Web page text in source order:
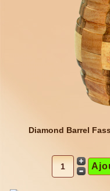
Diamond Barrel